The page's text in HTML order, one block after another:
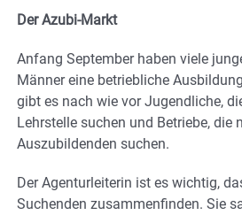
Der Azubi-Markt
Anfang September haben viele
Männer eine betriebliche
gibt es nach wie vor Jugendliche,
Lehrstelle suchen und Betriebe, die
Auszubildenden suchen.
Der Agenturleiterin ist es wichtig,
Suchenden zusammenfinden. Sie